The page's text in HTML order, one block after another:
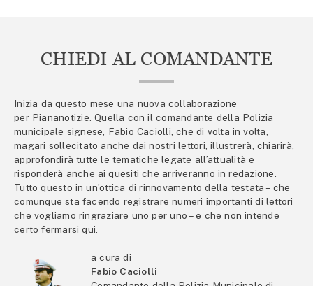
CHIEDI AL COMANDANTE
Inizia da questo mese una nuova collaborazione
per Piananotizie. Quella con il comandante della Polizia
municipale signese, Fabio Caciolli, che di volta in volta,
magari sollecitato anche dai nostri lettori, illustrerà, chiarirà,
approfondirà tutte le tematiche legate all’attualità e
risponderà anche ai quesiti che arriveranno in redazione.
Tutto questo in un’ottica di rinnovamento della testata – che
comunque sta facendo registrare numeri importanti di lettori
che vogliamo ringraziare uno per uno – e che non intende
certo fermarsi qui.
a cura di
Fabio Caciolli